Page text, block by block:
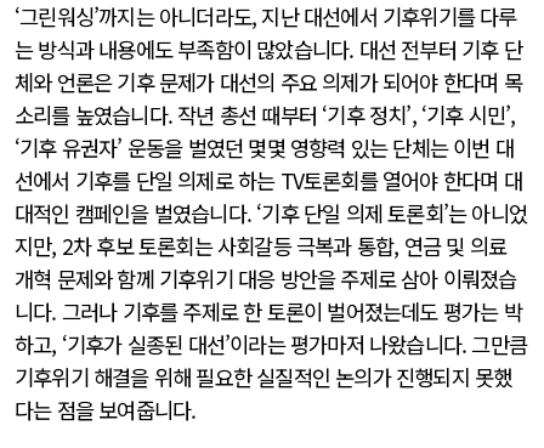
‘그린워싱’까지는 아니더라도, 지난 대선에서 기후위기를 다루
는 방식과 내용에도 부족함이 많았습니다. 대선 전부터 기후 단
체와 언론은 기후 문제가 대선의 주요 의제가 되어야 한다며 목
소리를 높였습니다. 작년 총선 때부터 ‘기후 정치’, ‘기후 시민’,
‘기후 유권자’ 운동을 벌였던 몇몇 영향력 있는 단체는 이번 대
선에서 기후를 단일 의제로 하는 TV토론회를 열어야 한다며 대
대적인 캠페인을 벌였습니다. ‘기후 단일 의제 토론회’는 아니었
지만, 2차 후보 토론회는 사회갈등 극복과 통합, 연금 및 의료
개혁 문제와 함께 기후위기 대응 방안을 주제로 삼아 이뤄졌습
니다. 그러나 기후를 주제로 한 토론이 벌어졌는데도 평가는 박
하고, ‘기후가 실종된 대선’이라는 평가마저 나왔습니다. 그만큼
기후위기 해결을 위해 필요한 실질적인 논의가 진행되지 못했
다는 점을 보여줍니다.